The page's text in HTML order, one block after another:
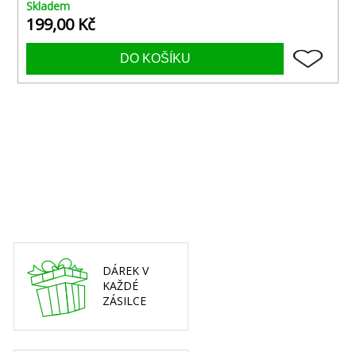
Skladem
199,00 Kč
DÁREK V
KAŽDÉ
ZÁSILCE